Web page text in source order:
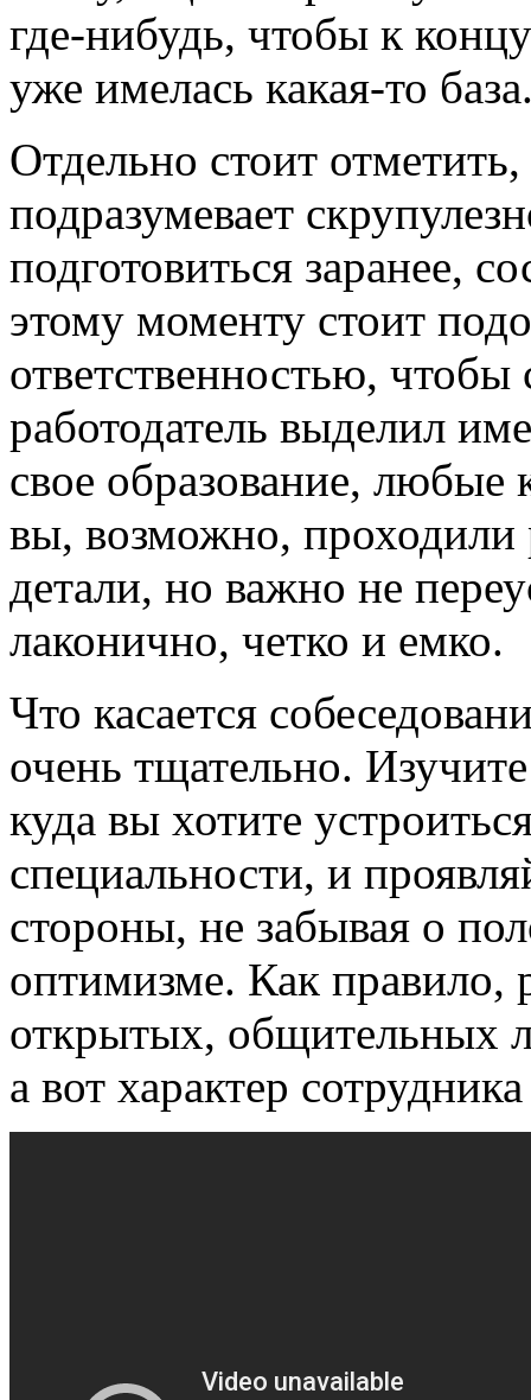
где-нибудь, чтобы к
уже имелась какая-то
Отдельно стоит
подразумевает
подготовиться заранее,
этому моменту стоит
ответственностью, чтобы
работодатель выделил
свое образование,
вы, возможно,
детали, но важно не
лаконично, четко и емко.
Что касается
очень тщательно.
куда вы хотите
специальности, и
стороны, не забывая о
оптимизме. Как правило,
открытых, общительных
а вот характер